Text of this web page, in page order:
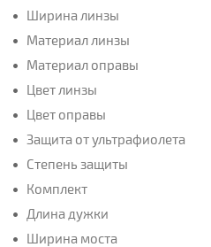
Ширина линзы
Материал линзы
Материал оправы
Цвет линзы
Цвет оправы
Защита от ультрафиолета
Степень защиты
Комплект
Длина дужки
Ширина моста